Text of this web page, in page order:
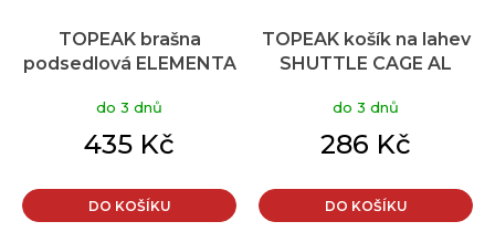
TOPEAK brašna
podsedlová ELEMENTA
XS
do 3 dnů
435 Kč
DO KOŠÍKU
TOPEAK košík na lahev
SHUTTLE CAGE AL
do 3 dnů
286 Kč
DO KOŠÍKU